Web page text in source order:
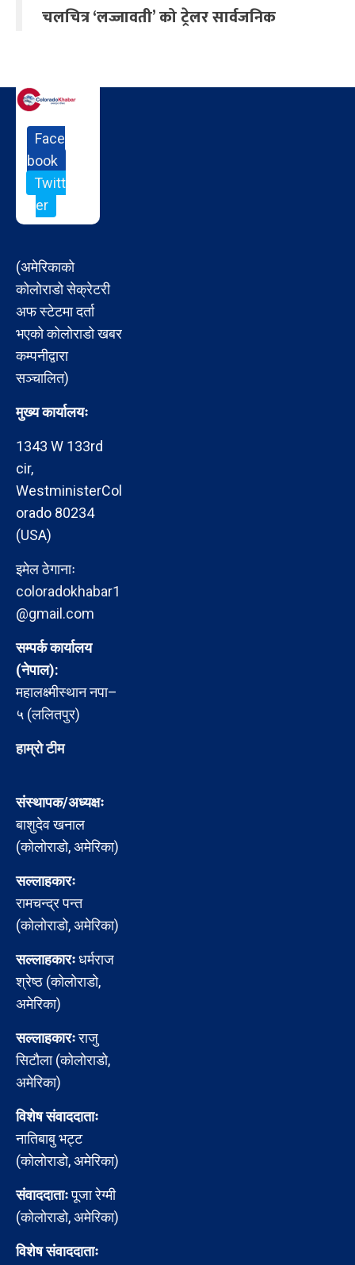
चलचित्र ‘लज्जावती’ को ट्रेलर सार्वजनिक
Face
book
Twitt
er
(अमेरिकाको
कोलोराडो सेक्रेटरी
अफ स्टेटमा दर्ता
भएको कोलोराडो खबर
कम्पनीद्वारा
सञ्चालित)
मुख्य कार्यालयः
1343 W 133rd
cir,
WestministerCol
orado 80234
(USA)
इमेल ठेगानाः
coloradokhabar1
@gmail.com
सम्पर्क कार्यालय
(नेपाल):
महालक्ष्मीस्थान नपा–
५ (ललितपुर)
हाम्रो टीम
संस्थापक/अध्यक्षः
बाशुदेव खनाल
(कोलोराडो, अमेरिका)
सल्लाहकारः
रामचन्द्र पन्त
(कोलोराडो, अमेरिका)
सल्लाहकारःधर्मराज
श्रेष्ठ (कोलोराडो,
अमेरिका)
सल्लाहकारःराजु
सिटौला (कोलोराडो,
अमेरिका)
विशेष संवाददाताः
नातिबाबु भट्ट
(कोलोराडो, अमेरिका)
संवाददाताःपूजा रेग्मी
(कोलोराडो, अमेरिका)
विशेष संवाददाताः